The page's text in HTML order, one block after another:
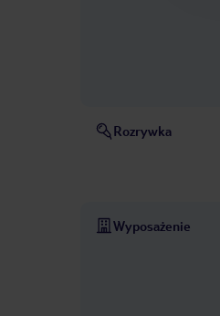
Rozrywka
Wyposażenie